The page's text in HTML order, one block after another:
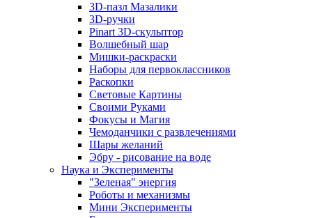
3D-пазл Мазалики
3D-ручки
Pinart 3D-скульптор
Волшебный шар
Мишки-раскраски
Наборы для первоклассников
Раскопки
Световые Картины
Своими Руками
Фокусы и Магия
Чемоданчики с развлечениями
Шары желаний
Эбру - рисование на воде
Наука и Эксперименты
"Зеленая" энергия
Роботы и механизмы
Мини Эксперименты